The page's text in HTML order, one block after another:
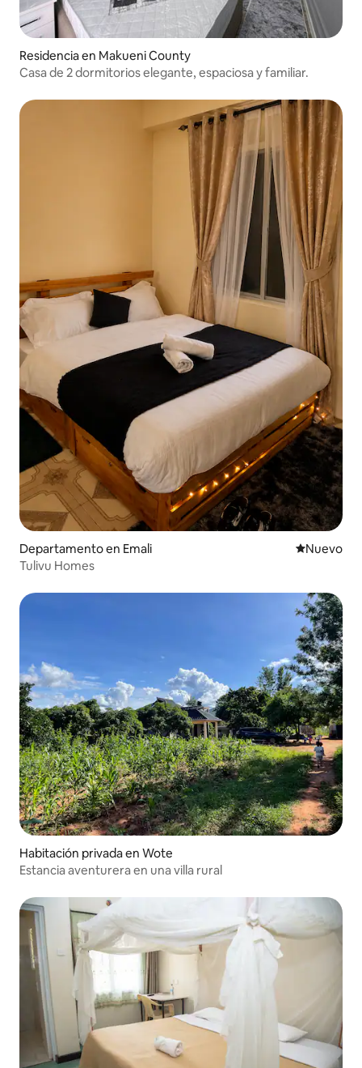
Residencia en Makueni County
Casa de 2 dormitorios elegante, espaciosa y familiar.
Departamento en Emali Nuevo
Nuevo
Tulivu Homes
Habitación privada en Wote
Estancia aventurera en una villa rural